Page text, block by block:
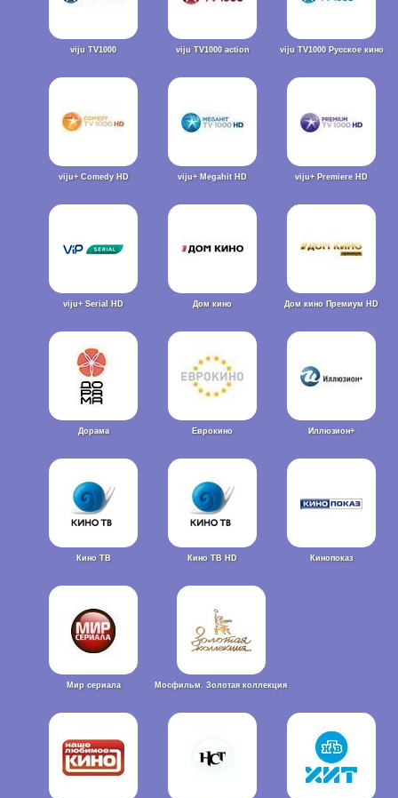
viju TV1000 viju TV1000 action viju TV1000 Русское кино
viju+ Comedy HD viju+ Megahit HD viju+ Premiere HD
viju+ Serial HD Дом кино Дом кино Премиум HD
Дорама Еврокино Иллюзион+
Кино ТВ Кино ТВ HD Кинопоказ
Мир сериала Мосфильм. Золотая коллекция